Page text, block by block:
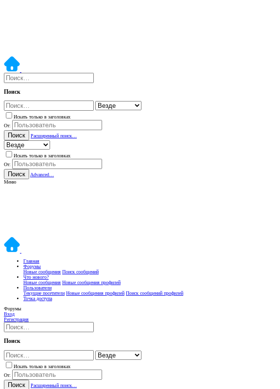
Поиск
Искать только в заголовках
От:
Поиск Расширенный поиск…
Искать только в заголовках
От:
Поиск
Advanced…
Меню
Главная
Форумы
Новые сообщения Поиск сообщений
Что нового?
Новые сообщения Новые сообщения профилей
Пользователи
Текущие посетители Новые сообщения профилей Поиск сообщений профилей
Точка доступа
Форумы
Вход
Регистрация
Поиск
Искать только в заголовках
От:
Поиск Расширенный поиск…